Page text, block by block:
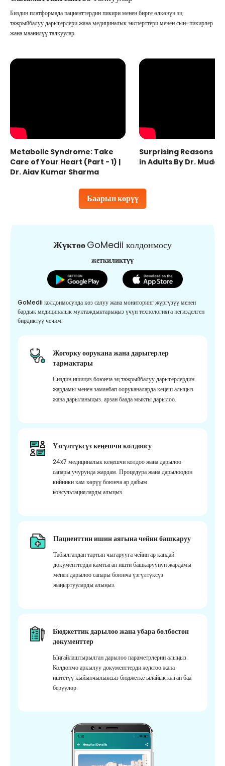
Баарын көрүү
Биздин платформада пациенттердин пикири менен бирге өлкөнүн эң
тажрыйбалуу дарыгерлери жана медициналык эксперттери менен сын-пикирлер
жана маанилүү талкуулар.
Metabolic Syndrome: Take
Care of Your Heart (Part - 1) |
Dr. Ajay Kumar Sharma
Surprising Reasons
in Adults By Dr.
ЖүктөөGoMedii колдонмосу
жеткиликтүү
GoMedii колдонмосунда көз салуу жана мониторинг жүргүзүү менен
бардык медициналык муктаждыктарыңыз үчүн технологияга негизделген
бирдиктүү чечим.
Жогорку оорукана жана дарыгерлер
тармактары
Сиздин ишиңиз боюнча эң тажрыйбалуу дарыгерлердин
жардамы менен заманбап ооруканаларда кеңеш алыңыз
жана дарыланыңыз. арзан баада мыкты дарылоо.
Үзгүлтүксүз кеңешчи колдоосу
24x7 медициналык кеңешчи колдоо жана дарылоо
сапары учурунда жардам. Процедура жана дарылоодон
кийинки кам көрүү боюнча ар дайым
консультацияларды алыңыз.
Пациенттин ишин аягына чейин башкаруу
Табылгандан тартып чыгарууга чейин ар кандай
документтерди камтыган ишти башкаруунун жардамы
менен дарылоо сапары боюнча үзгүлтүксүз
жаңыртууларды алыңыз.
Бюджеттик дарылоо жана убара болбостон
документтер
Ыңгайлаштырылган дарылоо параметрлерин алыңыз.
Колдонмо аркылуу документтерди жүктөө жана
иштетүү кыйынчылыксыз бюджетке ылайыкталган баа
берүүлөр.